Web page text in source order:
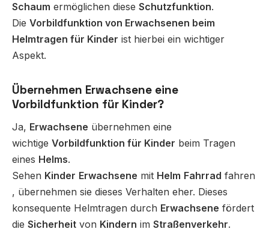
Schaum ermöglichen diese Schutzfunktion.
Die Vorbildfunktion von Erwachsenen beim
Helmtragen für Kinder ist hierbei ein wichtiger
Aspekt.
Übernehmen Erwachsene eine
Vorbildfunktion für Kinder?
Ja, Erwachsene übernehmen eine
wichtige Vorbildfunktion für Kinder beim Tragen
eines Helms.
Sehen Kinder Erwachsene mit Helm Fahrrad fahren
, übernehmen sie dieses Verhalten eher. Dieses
konsequente Helmtragen durch Erwachsene fördert
die Sicherheit von Kindern im Straßenverkehr.